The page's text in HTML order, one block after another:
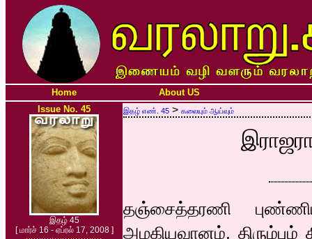
Home
About US
Issue No. 45
இதழ் 45
[ மார்ச் 16 - ஏப்ரல் 17, 2008 ]
இதழ் எண். 45 > கலையும் ஆய்வும்
தஞ்சைத்தரணி
அழகியவானம்.